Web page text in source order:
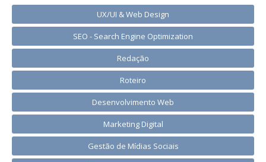
UX/UI & Web Design
SEO - Search Engine Optimization
Redação
Roteiro
Desenvolvimento Web
Marketing Digital
Gestão de Mídias Sociais